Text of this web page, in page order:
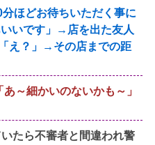
ほどお待ちいただく事に
いです」→店を出た友人
え？」→その店までの距
～細かいのないかも～」
たら不審者と間違われ警